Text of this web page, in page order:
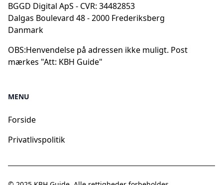
BGGD Digital ApS - CVR: 34482853
Dalgas Boulevard 48 - 2000 Frederiksberg
Danmark
OBS:Henvendelse på adressen ikke muligt. Post
mærkes "Att: KBH Guide"
MENU
Forside
Privatlivspolitik